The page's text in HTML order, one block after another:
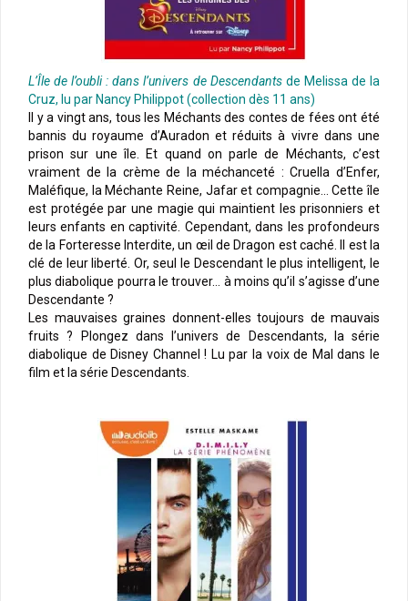
L’Île de l’oubli : dans l’univers de Descendantsde Melissa de la
Cruz, lu par Nancy Philippot (collection dès 11 ans)
Il y a vingt ans, tous les Méchants des contes de fées ont été
bannis du royaume d’Auradon et réduits à vivre dans une
prison sur une île. Et quand on parle de Méchants, c’est
vraiment de la crème de la méchanceté : Cruella d’Enfer,
Maléfique, la Méchante Reine, Jafar et compagnie… Cette île
est protégée par une magie qui maintient les prisonniers et
leurs enfants en captivité. Cependant, dans les profondeurs
de la Forteresse Interdite, un œil de Dragon est caché. Il est la
clé de leur liberté. Or, seul le Descendant le plus intelligent, le
plus diabolique pourra le trouver… à moins qu’il s’agisse d’une
Descendante ?
Les mauvaises graines donnent-elles toujours de mauvais
fruits ? Plongez dans l’univers de Descendants, la série
diabolique de Disney Channel ! Lu par la voix de Mal dans le
film et la série Descendants.